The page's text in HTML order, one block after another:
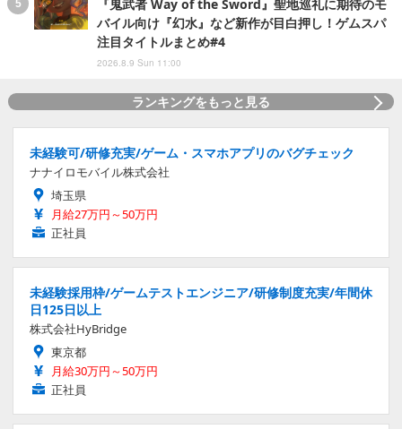
『鬼武者 Way of the Sword』聖地巡礼に期待のモ
バイル向け『幻水』など新作が目白押し！ゲムスパ
注目タイトルまとめ#4
2026.8.9 Sun 11:00
ランキングをもっと見る
未経験可/研修充実/ゲーム・スマホアプリのバグチェック
ナナイロモバイル株式会社
埼玉県
月給27万円～50万円
正社員
未経験採用枠/ゲームテストエンジニア/研修制度充実/年間休
日125日以上
株式会社HyBridge
東京都
月給30万円～50万円
正社員